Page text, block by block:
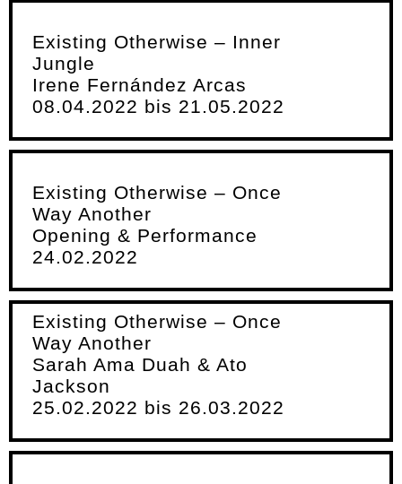
Existing Otherwise – Inner
Jungle
Irene Fernández Arcas
08.04.2022 bis 21.05.2022
Existing Otherwise – Once
Way Another
Opening & Performance
24.02.2022
Existing Otherwise – Once
Way Another
Sarah Ama Duah & Ato
Jackson
25.02.2022 bis 26.03.2022